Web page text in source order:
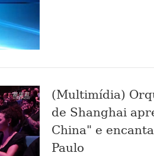
(Multimídia)
de Shanghai
China" e
Paulo